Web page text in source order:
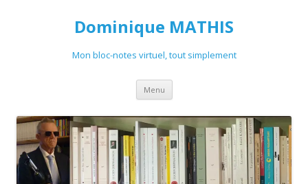
Dominique MATHIS
Mon bloc-notes virtuel, tout simplement
Menu Aller
contenu